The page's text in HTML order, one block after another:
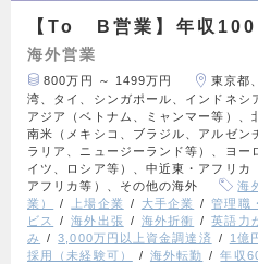
【To B営業】年収
海外営業
800万円 ～ 1499万円
東京都
湾、タイ、シンガポール、インドネシ
アジア（ベトナム、ミャンマー等）、
南米（メキシコ、ブラジル、アルゼン
ラリア、ニュージーランド等）、ヨー
イツ、ロシア等）、中近東・アフリカ
アフリカ等）、その他の海外
海
業）
上場企業 大手企業 管理職
ビス
海外出張 海外折衝 英語力
み
3,000万円以上資金調達済 1億
採用（未経験可）
海外転勤 年収